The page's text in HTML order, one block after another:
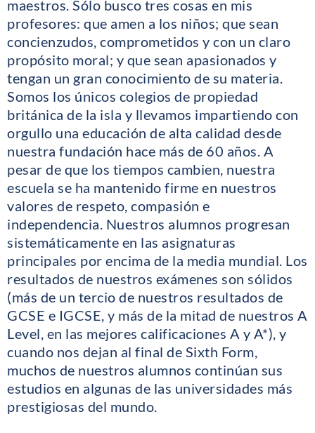
maestros. Sólo busco tres cosas en mis
profesores: que amen a los niños; que sean
concienzudos, comprometidos y con un claro
propósito moral; y que sean apasionados y
tengan un gran conocimiento de su materia.
Somos los únicos colegios de propiedad
británica de la isla y llevamos impartiendo con
orgullo una educación de alta calidad desde
nuestra fundación hace más de 60 años. A
pesar de que los tiempos cambien, nuestra
escuela se ha mantenido firme en nuestros
valores de respeto, compasión e
independencia. Nuestros alumnos progresan
sistemáticamente en las asignaturas
principales por encima de la media mundial. Los
resultados de nuestros exámenes son sólidos
(más de un tercio de nuestros resultados de
GCSE e IGCSE, y más de la mitad de nuestros A
Level, en las mejores calificaciones A y A*), y
cuando nos dejan al final de Sixth Form,
muchos de nuestros alumnos continúan sus
estudios en algunas de las universidades más
prestigiosas del mundo.